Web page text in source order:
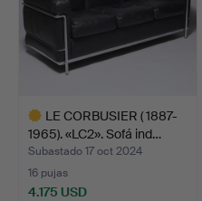
LE CORBUSIER ( 1887-
1965). «LC2». Sofá ind…
Subastado 17 oct 2024
16 pujas
4.175 USD